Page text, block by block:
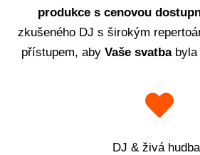
produkce s cenovou
zkušeného DJ s širokým
přístupem, aby Vaše svatbabyla
DJ & živá